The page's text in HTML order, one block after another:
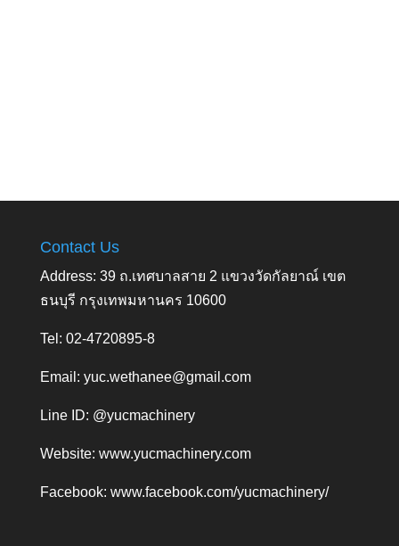
Contact Us
Address: 39 ถ.เทศบาลสาย 2 แขวงวัดกัลยาณ์ เขต
ธนบุรี กรุงเทพมหานคร 10600
Tel: 02-4720895-8
Email: yuc.wethanee@gmail.com
Line ID: @yucmachinery
Website: www.yucmachinery.com
Facebook: www.facebook.com/yucmachinery/